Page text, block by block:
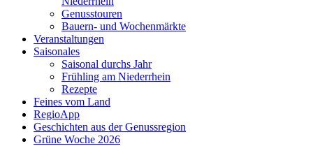
Genusstouren
Bauern- und Wochenmärkte
Veranstaltungen
Saisonales
Saisonal durchs Jahr
Frühling am Niederrhein
Rezepte
Feines vom Land
RegioApp
Geschichten aus der Genussregion
Grüne Woche 2026